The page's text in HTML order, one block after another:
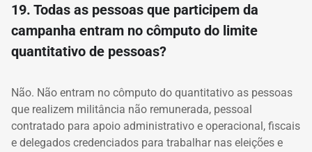
19. Todas as pessoas que participem da
campanha entram no cômputo do limite
quantitativo de pessoas?
Não. Não entram no cômputo do quantitativo as pessoas
que realizem militância não remunerada, pessoal
contratado para apoio administrativo e operacional, fiscais
e delegados credenciados para trabalhar nas eleições e